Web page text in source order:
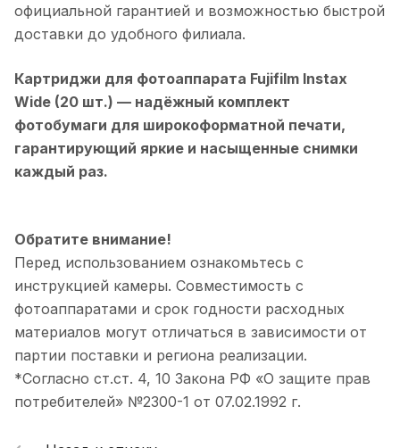
официальной гарантией и возможностью быстрой
доставки до удобного филиала.
Картриджи для фотоаппарата Fujifilm Instax
Wide (20 шт.) — надёжный комплект
фотобумаги для широкоформатной печати,
гарантирующий яркие и насыщенные снимки
каждый раз.
Обратите внимание!
Перед использованием ознакомьтесь с
инструкцией камеры. Совместимость с
фотоаппаратами и срок годности расходных
материалов могут отличаться в зависимости от
партии поставки и региона реализации.
*Согласно ст.ст. 4, 10 Закона РФ «О защите прав
потребителей» №2300-1 от 07.02.1992 г.